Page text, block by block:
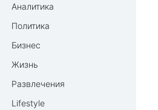
Аналитика
Политика
Бизнес
Жизнь
Развлечения
Lifestyle